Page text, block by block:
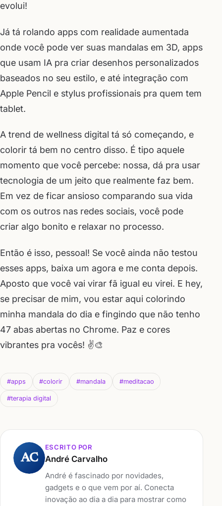
evolui!
Já tá rolando apps com realidade aumentada
onde você pode ver suas mandalas em 3D, apps
que usam IA pra criar desenhos personalizados
baseados no seu estilo, e até integração com
Apple Pencil e stylus profissionais pra quem tem
tablet.
A trend de wellness digital tá só começando, e
colorir tá bem no centro disso. É tipo aquele
momento que você percebe: nossa, dá pra usar
tecnologia de um jeito que realmente faz bem.
Em vez de ficar ansioso comparando sua vida
com os outros nas redes sociais, você pode
criar algo bonito e relaxar no processo.
Então é isso, pessoal! Se você ainda não testou
esses apps, baixa um agora e me conta depois.
Aposto que você vai virar fã igual eu virei. E hey,
se precisar de mim, vou estar aqui colorindo
minha mandala do dia e fingindo que não tenho
47 abas abertas no Chrome. Paz e cores
vibrantes pra vocês! ✌️🎨
#apps #colorir #mandala #meditacao
#terapia digital
AC
ESCRITO POR
André Carvalho
André é fascinado por novidades,
gadgets e o que vem por aí. Conecta
inovação ao dia a dia para mostrar como